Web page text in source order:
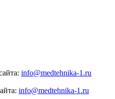
info@medtehnika-1.ru
info@medtehnika-1.ru